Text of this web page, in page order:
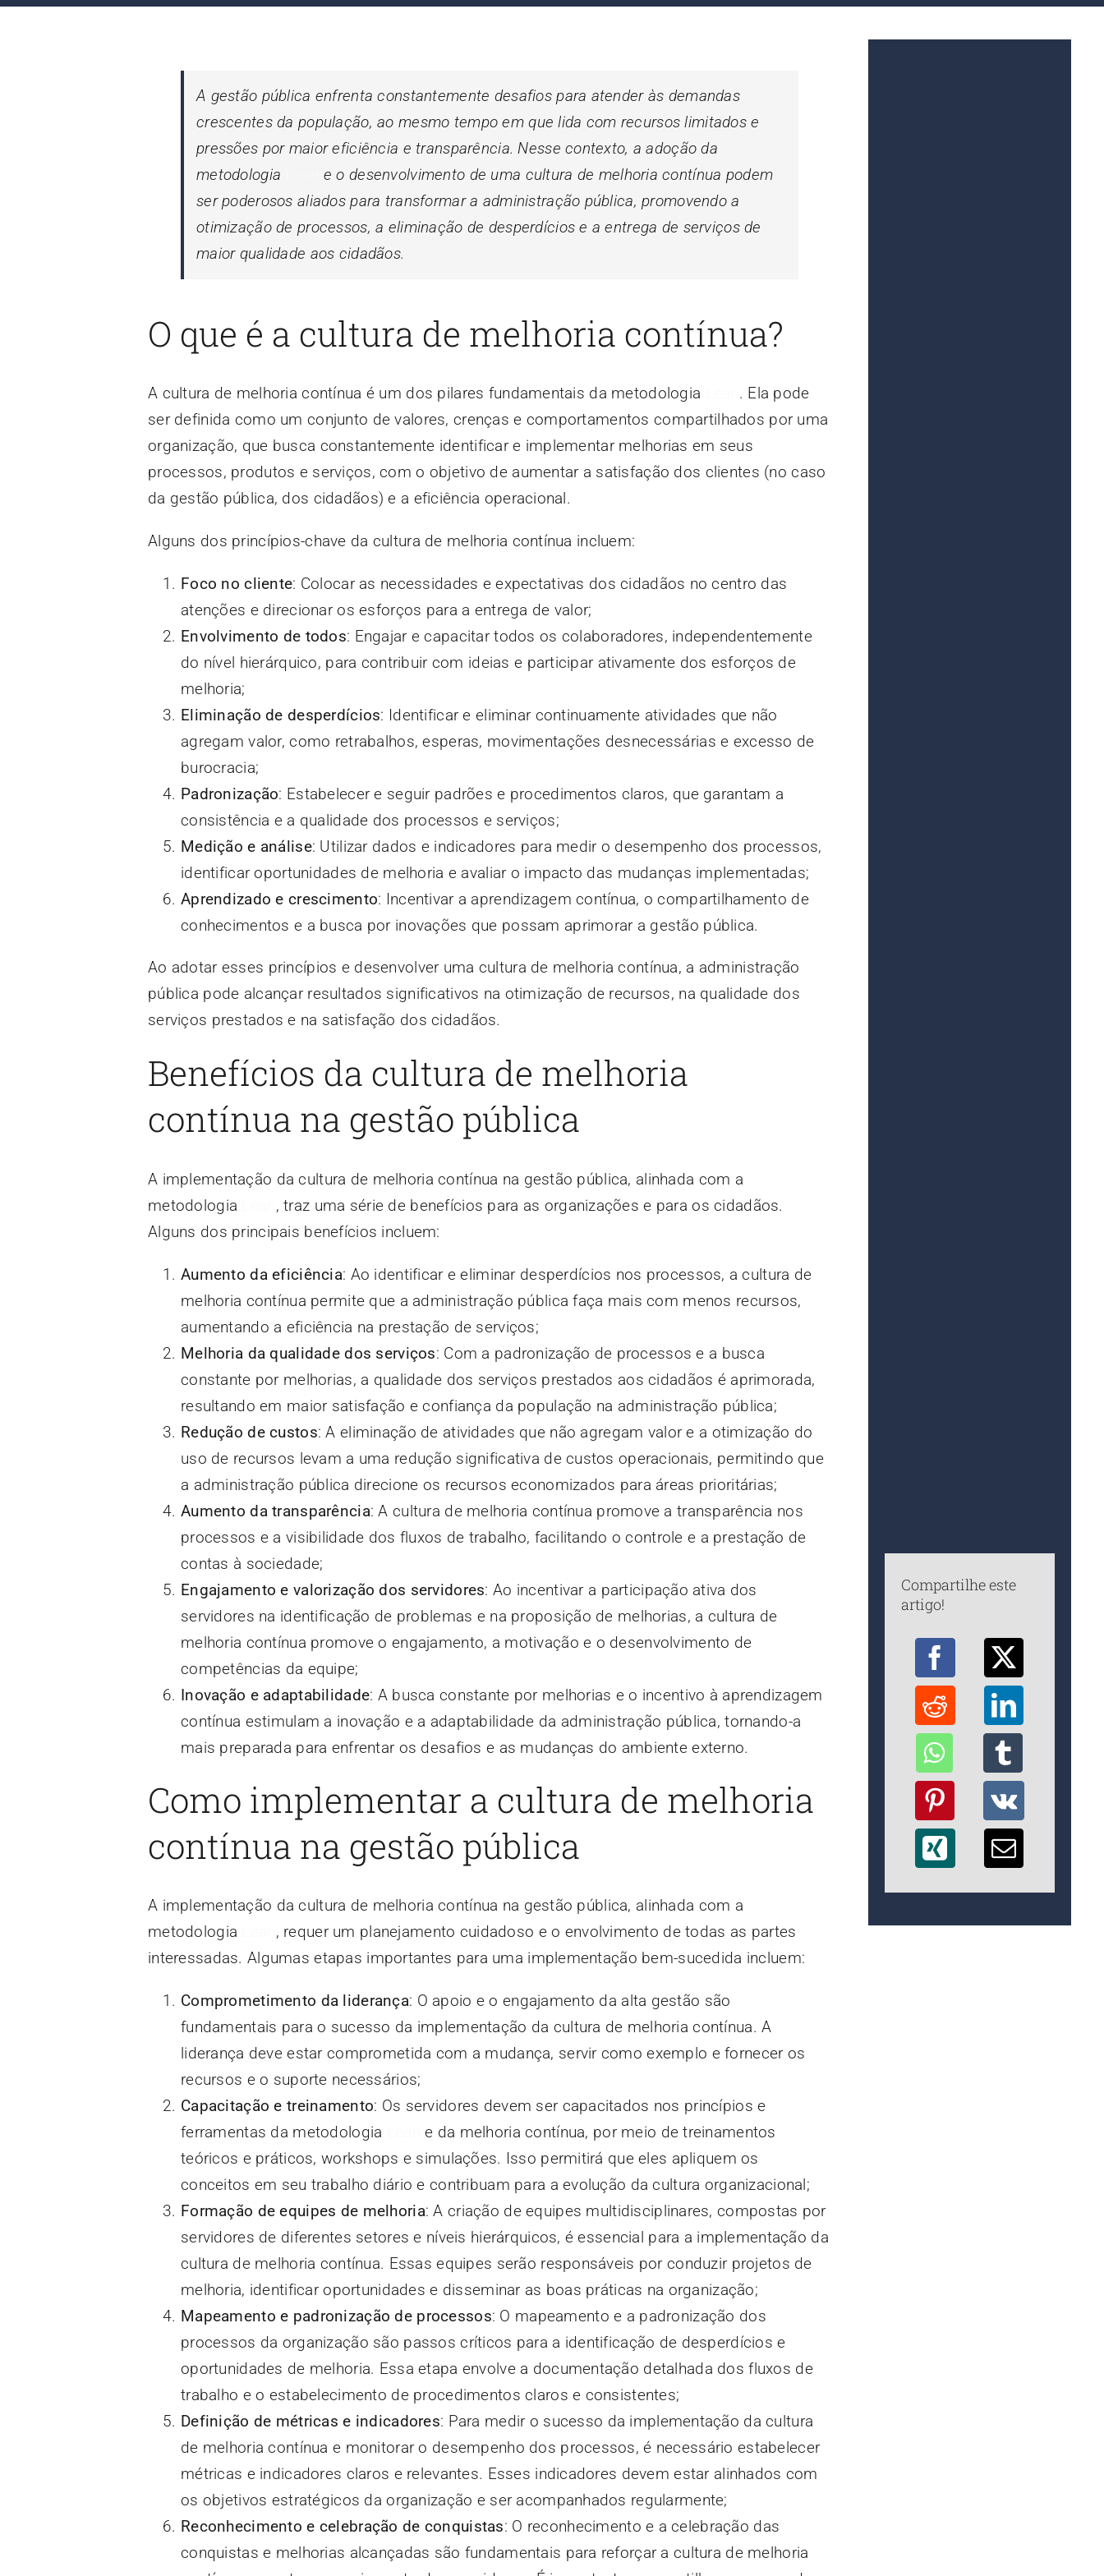
A gestão pública enfrenta constantemente desafios para atender às demandas
crescentes da população, ao mesmo tempo em que lida com recursos limitados e
pressões por maior eficiência e transparência. Nesse contexto, a adoção da
metodologia
e o desenvolvimento de uma cultura de melhoria contínua podem
ser poderosos aliados para transformar a administração pública, promovendo a
otimização de processos, a eliminação de desperdícios e a entrega de serviços de
maior qualidade aos cidadãos.
O que é a cultura de melhoria contínua?
A cultura de melhoria contínua é um dos pilares fundamentais da metodologia
. Ela pode
ser definida como um conjunto de valores, crenças e comportamentos compartilhados por uma
organização, que busca constantemente identificar e implementar melhorias em seus
processos, produtos e serviços, com o objetivo de aumentar a satisfação dos clientes (no caso
da gestão pública, dos cidadãos) e a eficiência operacional.
Alguns dos princípios-chave da cultura de melhoria contínua incluem:
Foco no cliente: Colocar as necessidades e expectativas dos cidadãos no centro das
atenções e direcionar os esforços para a entrega de valor;
Envolvimento de todos: Engajar e capacitar todos os colaboradores, independentemente
do nível hierárquico, para contribuir com ideias e participar ativamente dos esforços de
melhoria;
Eliminação de desperdícios: Identificar e eliminar continuamente atividades que não
agregam valor, como retrabalhos, esperas, movimentações desnecessárias e excesso de
burocracia;
Padronização: Estabelecer e seguir padrões e procedimentos claros, que garantam a
consistência e a qualidade dos processos e serviços;
Medição e análise: Utilizar dados e indicadores para medir o desempenho dos processos,
identificar oportunidades de melhoria e avaliar o impacto das mudanças implementadas;
Aprendizado e crescimento: Incentivar a aprendizagem contínua, o compartilhamento de
conhecimentos e a busca por inovações que possam aprimorar a gestão pública.
Ao adotar esses princípios e desenvolver uma cultura de melhoria contínua, a administração
pública pode alcançar resultados significativos na otimização de recursos, na qualidade dos
serviços prestados e na satisfação dos cidadãos.
Benefícios da cultura de melhoria
contínua na gestão pública
A implementação da cultura de melhoria contínua na gestão pública, alinhada com a
metodologia
, traz uma série de benefícios para as organizações e para os cidadãos.
Alguns dos principais benefícios incluem:
Aumento da eficiência: Ao identificar e eliminar desperdícios nos processos, a cultura de
melhoria contínua permite que a administração pública faça mais com menos recursos,
aumentando a eficiência na prestação de serviços;
Melhoria da qualidade dos serviços: Com a padronização de processos e a busca
constante por melhorias, a qualidade dos serviços prestados aos cidadãos é aprimorada,
resultando em maior satisfação e confiança da população na administração pública;
Redução de custos: A eliminação de atividades que não agregam valor e a otimização do
uso de recursos levam a uma redução significativa de custos operacionais, permitindo que
a administração pública direcione os recursos economizados para áreas prioritárias;
Aumento da transparência: A cultura de melhoria contínua promove a transparência nos
processos e a visibilidade dos fluxos de trabalho, facilitando o controle e a prestação de
contas à sociedade;
Engajamento e valorização dos servidores: Ao incentivar a participação ativa dos
servidores na identificação de problemas e na proposição de melhorias, a cultura de
melhoria contínua promove o engajamento, a motivação e o desenvolvimento de
competências da equipe;
Inovação e adaptabilidade: A busca constante por melhorias e o incentivo à aprendizagem
contínua estimulam a inovação e a adaptabilidade da administração pública, tornando-a
mais preparada para enfrentar os desafios e as mudanças do ambiente externo.
Como implementar a cultura de melhoria
contínua na gestão pública
A implementação da cultura de melhoria contínua na gestão pública, alinhada com a
metodologia
, requer um planejamento cuidadoso e o envolvimento de todas as partes
interessadas. Algumas etapas importantes para uma implementação bem-sucedida incluem:
Comprometimento da liderança: O apoio e o engajamento da alta gestão são
fundamentais para o sucesso da implementação da cultura de melhoria contínua. A
liderança deve estar comprometida com a mudança, servir como exemplo e fornecer os
recursos e o suporte necessários;
Capacitação e treinamento: Os servidores devem ser capacitados nos princípios e
ferramentas da metodologia
e da melhoria contínua, por meio de treinamentos
teóricos e práticos, workshops e simulações. Isso permitirá que eles apliquem os
conceitos em seu trabalho diário e contribuam para a evolução da cultura organizacional;
Formação de equipes de melhoria: A criação de equipes multidisciplinares, compostas por
servidores de diferentes setores e níveis hierárquicos, é essencial para a implementação da
cultura de melhoria contínua. Essas equipes serão responsáveis por conduzir projetos de
melhoria, identificar oportunidades e disseminar as boas práticas na organização;
Mapeamento e padronização de processos: O mapeamento e a padronização dos
processos da organização são passos críticos para a identificação de desperdícios e
oportunidades de melhoria. Essa etapa envolve a documentação detalhada dos fluxos de
trabalho e o estabelecimento de procedimentos claros e consistentes;
Definição de métricas e indicadores: Para medir o sucesso da implementação da cultura
de melhoria contínua e monitorar o desempenho dos processos, é necessário estabelecer
métricas e indicadores claros e relevantes. Esses indicadores devem estar alinhados com
os objetivos estratégicos da organização e ser acompanhados regularmente;
Reconhecimento e celebração de conquistas: O reconhecimento e a celebração das
conquistas e melhorias alcançadas são fundamentais para reforçar a cultura de melhoria
Compartilhe este
artigo!